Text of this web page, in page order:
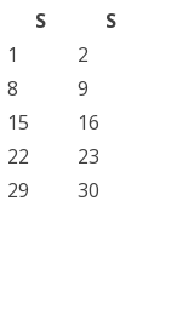
S
S
1
2
8
9
15
16
22
23
29
30